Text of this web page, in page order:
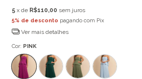
5 x de R$110,00 sem juros
5% de desconto pagando com Pix
Ver mais detalhes
Cor: PINK